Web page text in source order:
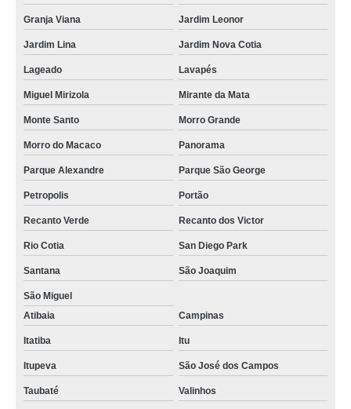
Granja Viana Jardim Leonor
Jardim Lina Jardim Nova Cotia
Lageado Lavapés
Miguel Mirizola Mirante da Mata
Monte Santo Morro Grande
Morro do Macaco Panorama
Parque Alexandre Parque São George
Petropolis Portão
Recanto Verde Recanto dos Victor
Rio Cotia San Diego Park
Santana São Joaquim
São Miguel
Atibaia
Campinas
Itatiba Itu
Itupeva São José dos Campos
Taubaté Valinhos